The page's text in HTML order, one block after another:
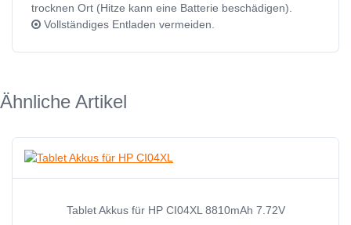
trocknen Ort (Hitze kann eine Batterie beschädigen).
Vollständiges Entladen vermeiden.
Ähnliche Artikel
Tablet Akkus für HP CI04XL 8810mAh 7.72V